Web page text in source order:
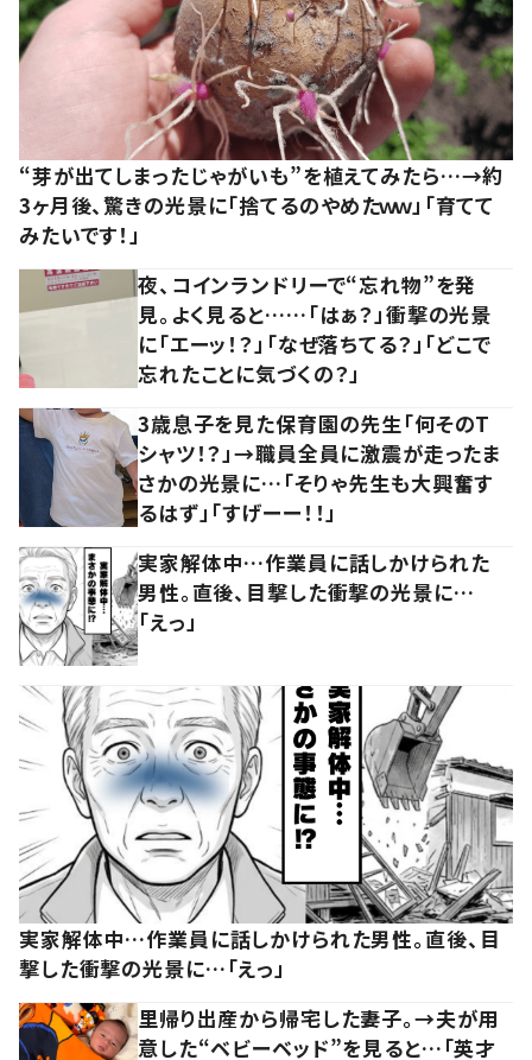
“芽が出てしまったじゃがいも”を植えてみたら…→約
3ヶ月後、驚きの光景に「捨てるのやめたｗｗ」「育てて
みたいです！」
夜、コインランドリーで“忘れ物”を発
見。よく見ると……「はぁ？」衝撃の光景
に「エーッ！？」「なぜ落ちてる？」「どこで
忘れたことに気づくの？」
3歳息子を見た保育園の先生「何そのT
シャツ！？」→職員全員に激震が走ったま
さかの光景に…「そりゃ先生も大興奮す
るはず」「すげーー！！」
実家解体中…作業員に話しかけられた
男性。直後、目撃した衝撃の光景に…
「えっ」
実家解体中…作業員に話しかけられた男性。直後、目
撃した衝撃の光景に…「えっ」
里帰り出産から帰宅した妻子。→夫が用
意した“ベビーベッド”を見ると…「英才